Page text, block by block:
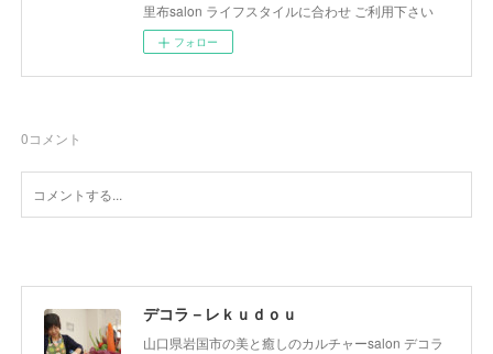
里布salon ライフスタイルに合わせ ご利用下さい
フォロー
0コメント
デコラ－レｋｕｄｏｕ
山口県岩国市の美と癒しのカルチャーsalon デコラ